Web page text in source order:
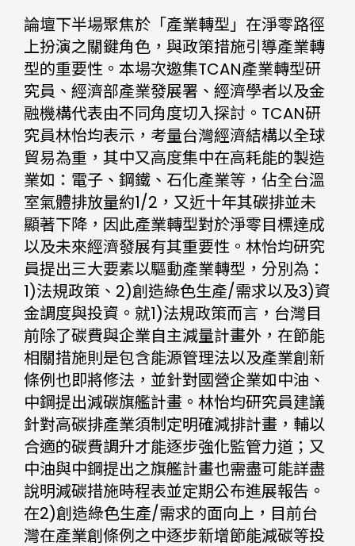
論壇下半場聚焦於「產業轉型」在淨零路徑
上扮演之關鍵角色，與政策措施引導產業轉
型的重要性。本場次邀集TCAN產業轉型研
究員、經濟部產業發展署、經濟學者以及金
融機構代表由不同角度切入探討。TCAN研
究員林怡均表示，考量台灣經濟結構以全球
貿易為重，其中又高度集中在高耗能的製造
業如：電子、鋼鐵、石化產業等，佔全台溫
室氣體排放量約1/2，又近十年其碳排並未
顯著下降，因此產業轉型對於淨零目標達成
以及未來經濟發展有其重要性。林怡均研究
員提出三大要素以驅動產業轉型，分別為：
1)法規政策、2)創造綠色生產/需求以及3)資
金調度與投資。就1)法規政策而言，台灣目
前除了碳費與企業自主減量計畫外，在節能
相關措施則是包含能源管理法以及產業創新
條例也即將修法，並針對國營企業如中油、
中鋼提出減碳旗艦計畫。林怡均研究員建議
針對高碳排產業須制定明確減排計畫，輔以
合適的碳費調升才能逐步強化監管力道；又
中油與中鋼提出之旗艦計畫也需盡可能詳盡
說明減碳措施時程表並定期公布進展報告。
在2)創造綠色生產/需求的面向上，目前台
灣在產業創條例之中逐步新增節能減碳等投